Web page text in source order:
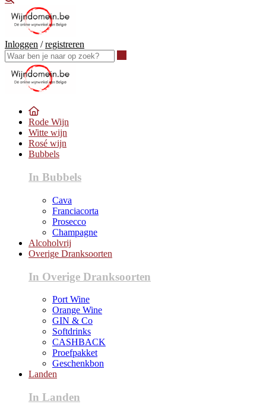
Inloggen /registreren
Rode Wijn
Witte wijn
Rosé wijn
Bubbels
In Bubbels
Cava
Franciacorta
Prosecco
Champagne
Alcoholvrij
Overige Dranksoorten
In Overige Dranksoorten
Port Wine
Orange Wine
GIN & Co
Softdrinks
CASHBACK
Proefpakket
Geschenkbon
Landen
In Landen